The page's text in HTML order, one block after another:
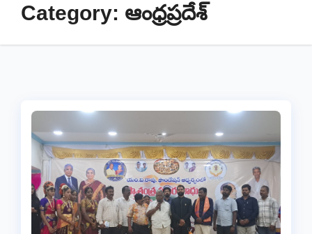
Category: ఆంధ్రప్రదేశ్